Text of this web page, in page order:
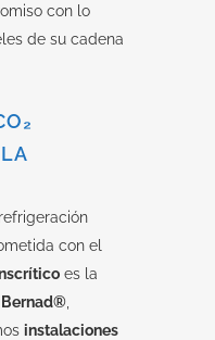
con lo
de su cadena
con el
es la
Bernad®
instalaciones